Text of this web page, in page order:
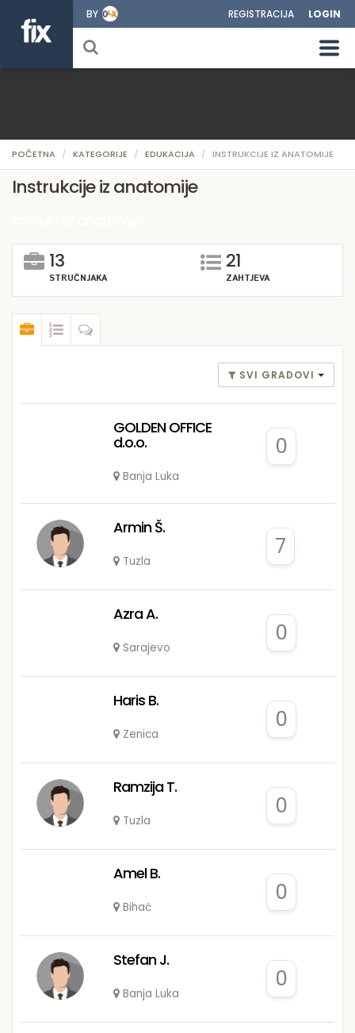
BY REGISTRACIJA LOGIN
POČETNA KATEGORIJE EDUKACIJA INSTRUKCIJE IZ ANATOMIJE
Instrukcije iz anatomije
13
STRUČNJAKA
21
ZAHTJEVA
SVI GRADOVI
GOLDEN OFFICE
d.o.o.
Banja Luka
0
Armin Š.
Tuzla
7
Azra A.
Sarajevo
0
Haris B.
Zenica
0
Ramzija T.
Tuzla
0
Amel B.
Bihać
0
Stefan J.
Banja Luka
0